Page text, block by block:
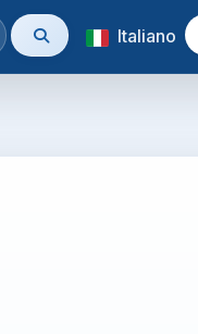
Italiano